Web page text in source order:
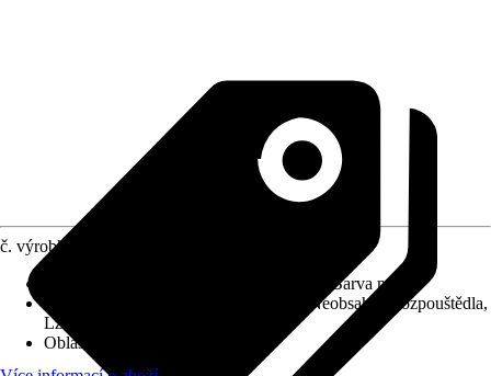
č. výrobku
Tapeta, Lak, Papír, Barva na zeď
Beze zbytku odstranitelná, Neobsahuje rozpouštědla,
Lze odtrhávat ručně
Oblast využití